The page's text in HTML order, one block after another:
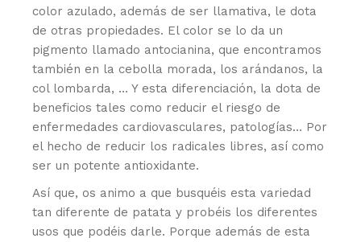
color azulado, además de ser llamativa, le dota
de otras propiedades. El color se lo da un
pigmento llamado antocianina, que encontramos
también en la cebolla morada, los arándanos, la
col lombarda, … Y esta diferenciación, la dota de
beneficios tales como reducir el riesgo de
enfermedades cardiovasculares, patologías… Por
el hecho de reducir los radicales libres, así como
ser un potente antioxidante.
Así que, os animo a que busquéis esta variedad
tan diferente de patata y probéis los diferentes
usos que podéis darle. Porque además de esta